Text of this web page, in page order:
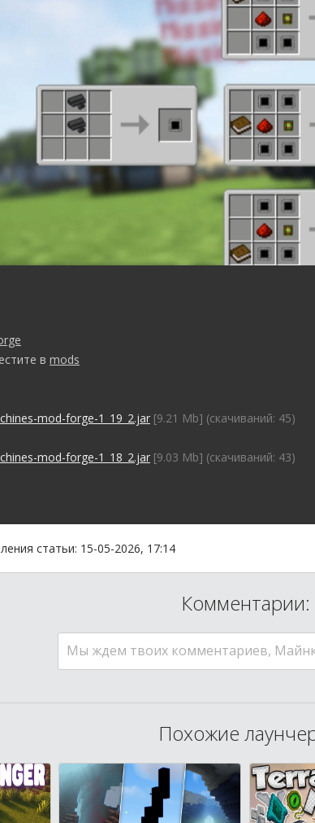
в mods
mod-forge-1_19_2.jar [9.21 Mb] (cкачиваний: 45)
mod-forge-1_18_2.jar [9.03 Mb] (cкачиваний: 43)
статьи: 15-05-2026, 17:14
Комментарии:
Мы ждем твоих комментариев,
Похожие